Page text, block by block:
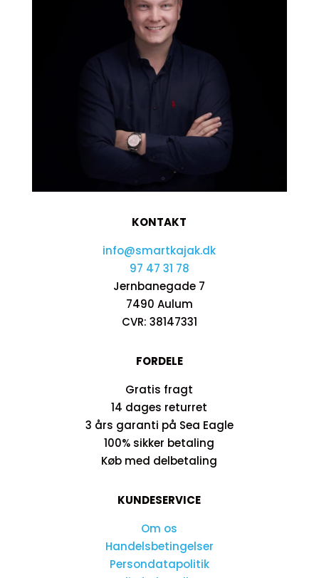
KONTAKT
info@smartkajak.dk
97 47 31 78
Jernbanegade 7
7490 Aulum
CVR: 38147331
FORDELE
Gratis fragt
14 dages returret
3 års garanti på Sea Eagle
100% sikker betaling
Køb med delbetaling
KUNDESERVICE
Om os
Handelsbetingelser
Persondatapolitik